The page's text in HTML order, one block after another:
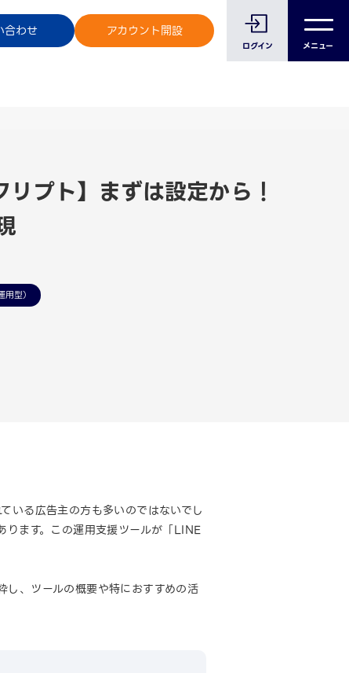
合わせ アカウント開設
ログイン メニュー
客様へ
プト】まずは設定から！
型）
いる広告主の方も多いのではないでし
ます。この運用支援ツールが「LINE
、ツールの概要や特におすすめの活